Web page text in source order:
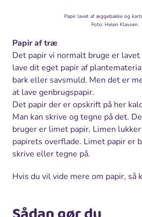
Papir lavet af æggebakke og
Foto: Helen Klavsen.
Papir af træ
Det papir vi normalt bruge er
lave dit eget papir af
bark eller savsmuld. Men det er
at lave genbrugspapir.
Det papir der er opskrift på her
Man kan skrive og tegne på det.
bruger er limet papir. Limen
papirets overflade. Limet papir er
skrive eller tegne på.
Hvis du vil vide mere om papir, så